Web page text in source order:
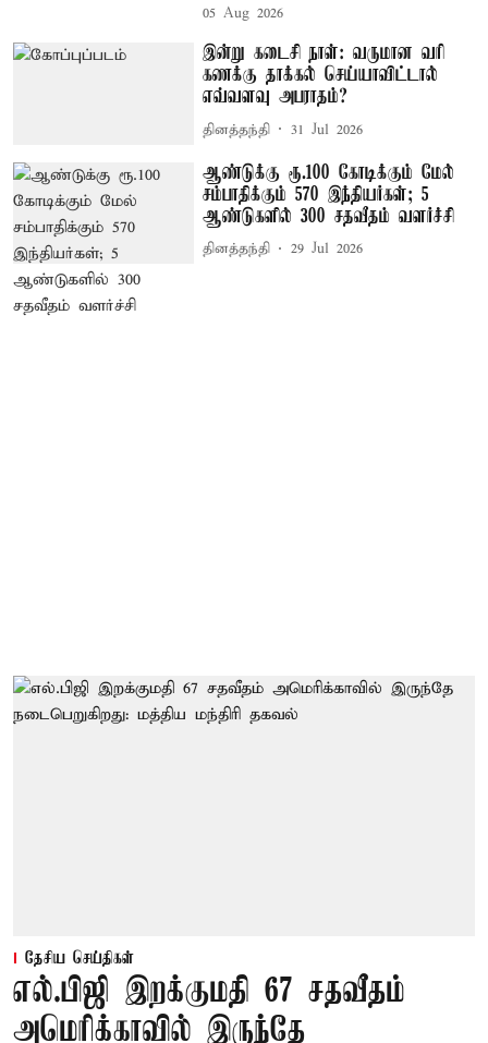
05 Aug 2026
இன்று கடைசி நாள்: வருமான வரி
கணக்கு தாக்கல் செய்யாவிட்டால்
எவ்வளவு அபராதம்?
தினத்தந்தி 31 Jul 2026
ஆண்டுக்கு ரூ.100 கோடிக்கும் மேல்
சம்பாதிக்கும் 570 இந்தியர்கள்; 5
ஆண்டுகளில் 300 சதவீதம் வளர்ச்சி
தினத்தந்தி 29 Jul 2026
தேசிய செய்திகள்
எல்.பிஜி இறக்குமதி 67 சதவீதம்
அமெரிக்காவில் இருந்தே